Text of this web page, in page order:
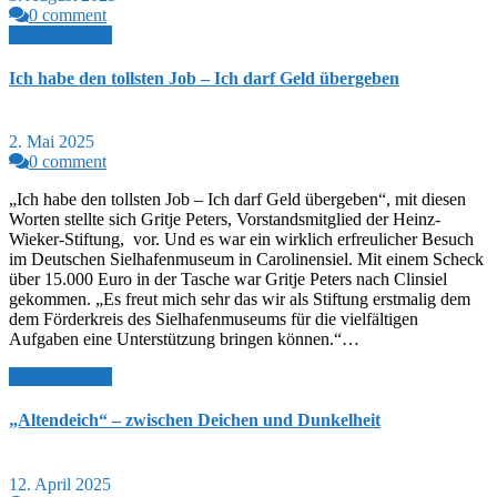
0 comment
Ich habe den tollsten Job – Ich darf Geld übergeben
2. Mai 2025
0 comment
„Ich habe den tollsten Job – Ich darf Geld übergeben“, mit diesen
Worten stellte sich Gritje Peters, Vorstandsmitglied der Heinz-
Wieker-Stiftung, vor. Und es war ein wirklich erfreulicher Besuch
im Deutschen Sielhafenmuseum in Carolinensiel. Mit einem Scheck
über 15.000 Euro in der Tasche war Gritje Peters nach Clinsiel
gekommen. „Es freut mich sehr das wir als Stiftung erstmalig dem
dem Förderkreis des Sielhafenmuseums für die vielfältigen
Aufgaben eine Unterstützung bringen können.“…
„Altendeich“ – zwischen Deichen und Dunkelheit
12. April 2025